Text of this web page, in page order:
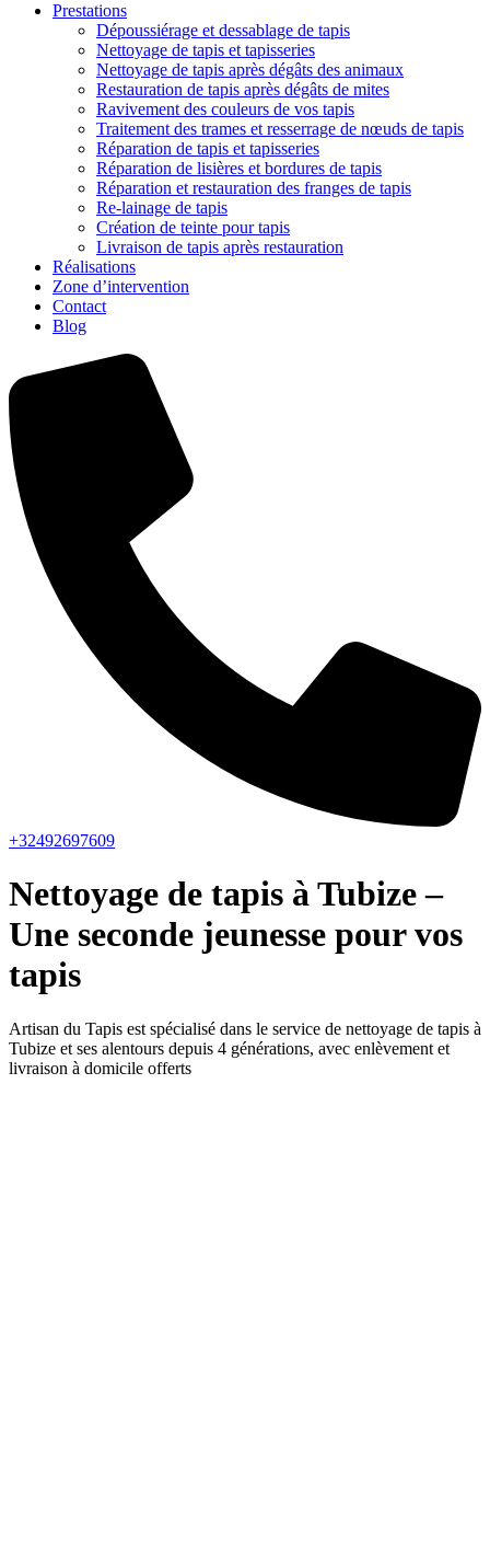
Prestations
Dépoussiérage et dessablage de tapis
Nettoyage de tapis et tapisseries
Nettoyage de tapis après dégâts des animaux
Restauration de tapis après dégâts de mites
Ravivement des couleurs de vos tapis
Traitement des trames et resserrage de nœuds de tapis
Réparation de tapis et tapisseries
Réparation de lisières et bordures de tapis
Réparation et restauration des franges de tapis
Re-lainage de tapis
Création de teinte pour tapis
Livraison de tapis après restauration
Réalisations
Zone d’intervention
Contact
Blog
+32492697609
Nettoyage de tapis à Tubize –
Une seconde jeunesse pour vos
tapis
Artisan du Tapis est spécialisé dans le service de nettoyage de tapis à
Tubize et ses alentours depuis 4 générations, avec enlèvement et
livraison à domicile offerts